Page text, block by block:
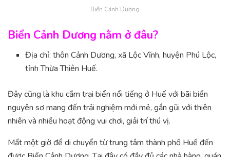
Biển Cảnh Dương
Biển Cảnh Dương nằm ở đâu?
Địa chỉ: thôn Cảnh Dương, xã Lộc Vĩnh, huyện Phú Lộc,
tỉnh Thừa Thiên Huế.
Đây cũng là khu cắm trại biển nổi tiếng ở Huế với bãi biển
nguyên sơ mang đến trải nghiệm mới mẻ, gần gũi với thiên
nhiên và nhiều hoạt động vui chơi, giải trí thú vị.
Mất một giờ để di chuyển từ trung tâm thành phố Huế đến